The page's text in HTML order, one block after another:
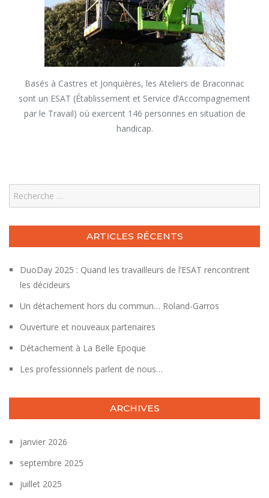
Basés à Castres et Jonquières, les Ateliers de Braconnac
sont un ESAT (Établissement et Service d’Accompagnement
par le Travail) où exercent 146 personnes en situation de
handicap.
Search
ARTICLES RÉCENTS
DuoDay 2025 : Quand les travailleurs de l’ESAT rencontrent
les décideurs
Un détachement hors du commun… Roland-Garros
Ouverture et nouveaux partenaires
Détachement à La Belle Epoque
Les professionnels parlent de nous…
ARCHIVES
janvier 2026
septembre 2025
juillet 2025